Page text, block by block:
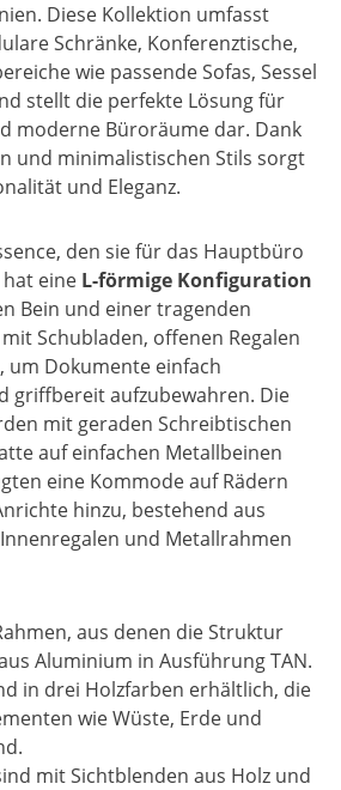
Diese Kollektion umfasst
Schränke, Konferenztische,
wie passende Sofas, Sessel
stellt die perfekte Lösung für
moderne Büroräume dar. Dank
und minimalistischen Stils sorgt
und Eleganz.
den sie für das Hauptbüro
eine L-förmige Konfiguration
Bein und einer tragenden
Schubladen, offenen Regalen
um Dokumente einfach
griffbereit aufzubewahren. Die
mit geraden Schreibtischen
auf einfachen Metallbeinen
eine Kommode auf Rädern
hinzu, bestehend aus
und Metallrahmen
aus denen die Struktur
Aluminium in Ausführung TAN.
in drei Holzfarben erhältlich, die
wie Wüste, Erde und
mit Sichtblenden aus Holz und